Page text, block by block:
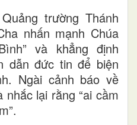
trường Thánh
nhấn mạnh Chúa
và khẳng định
dẫn đức tin để biện
Ngài cảnh báo về
lại rằng “ai cầm